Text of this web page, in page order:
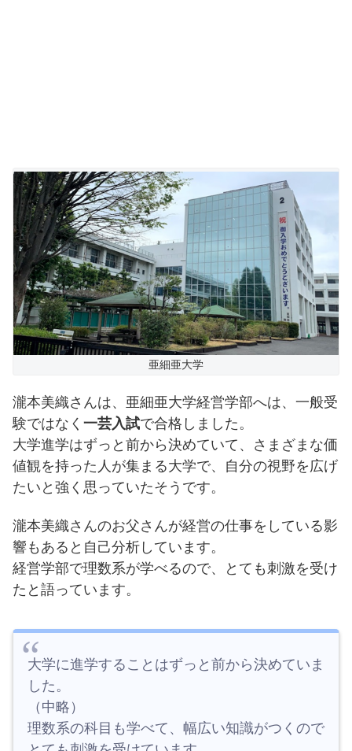
亜細亜大学
瀧本美織さんは、亜細亜大学経営学部へは、一般受
験ではなく 一芸入試で合格しました。
大学進学はずっと前から決めていて、さまざまな価
値観を持った人が集まる大学で、自分の視野を広げ
たいと強く思っていたそうです。
瀧本美織さんのお父さんが経営の仕事をしている影
響もあると自己分析しています。
経営学部で理数系が学べるので、とても刺激を受け
たと語っています。
大学に進学することはずっと前から決めていま
した。
（中略）
理数系の科目も学べて、幅広い知識がつくので